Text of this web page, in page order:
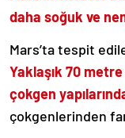
daha soğuk ve
Mars’ta tespit
Yaklaşık 70
çokgen
çokgenlerinden